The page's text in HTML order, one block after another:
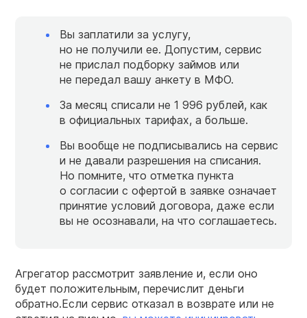
Вы заплатили за услугу,
но не получили ее. Допустим, сервис
не прислал подборку займов или
не передал вашу анкету в МФО.
За месяц списали не 1 996 рублей, как
в официальных тарифах, а больше.
Вы вообще не подписывались на сервис
и не давали разрешения на списания.
Но помните, что отметка пункта
о согласии с офертой в заявке означает
принятие условий договора, даже если
вы не осознавали, на что соглашаетесь.
Агрегатор рассмотрит заявление и, если оно
будет положительным, перечислит деньги
обратно.Если сервис отказал в возврате или не